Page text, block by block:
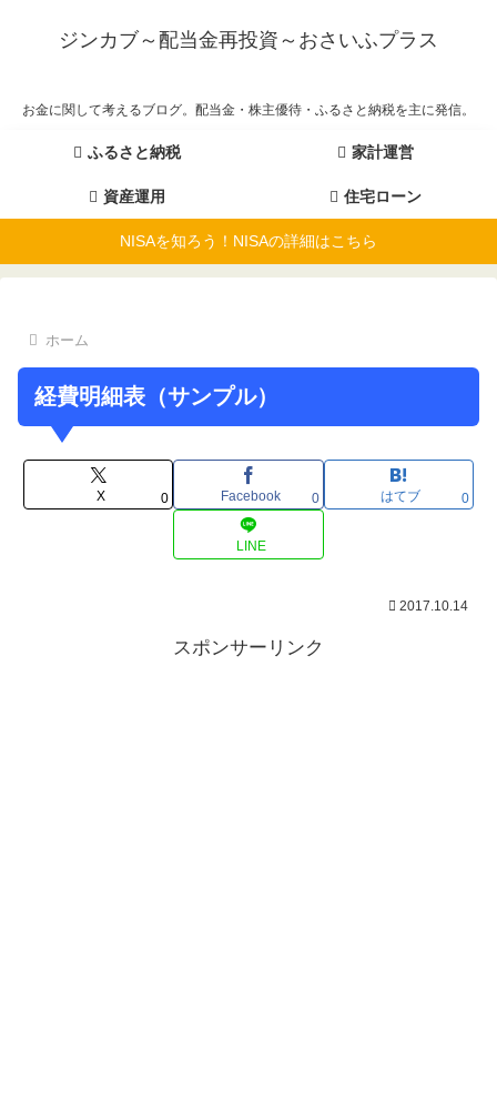
ジンカブ～配当金再投資～おさいふプラス
お金に関して考えるブログ。配当金・株主優待・ふるさと納税を主に発信。
ふるさと納税 家計運営
資産運用 住宅ローン
NISAを知ろう！NISAの詳細はこちら
ホーム
経費明細表（サンプル）
X 0 Facebook 0 はてブ 0
LINE
2017.10.14
スポンサーリンク